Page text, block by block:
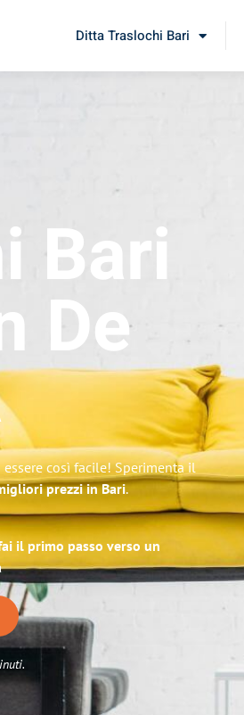
Ditta Traslochi Bari
Bari
De
così facile! Sperimenta il
prezzi in Bari.
il primo passo verso un